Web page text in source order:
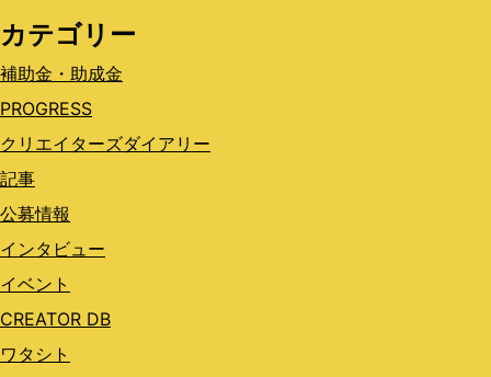
カテゴリー
補助金・助成金
PROGRESS
クリエイターズダイアリー
記事
公募情報
インタビュー
イベント
CREATOR DB
ワタシト